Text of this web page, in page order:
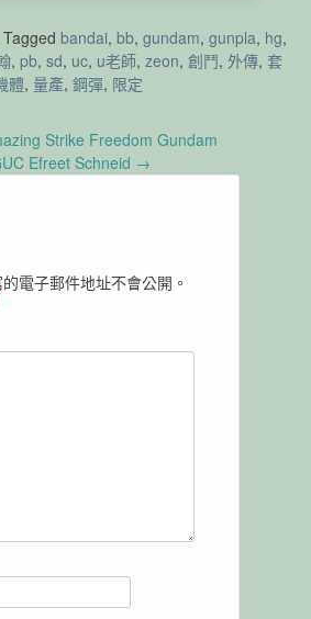
Tagged bandai, bb, gundam, gunpla, hg,
, pb, sd, uc, u老師, zeon, 創鬥, 外傳, 套
體, 量產, 鋼彈, 限定
Strike Freedom Gundam
Efreet Schneid →
電子郵件地址不會公開。